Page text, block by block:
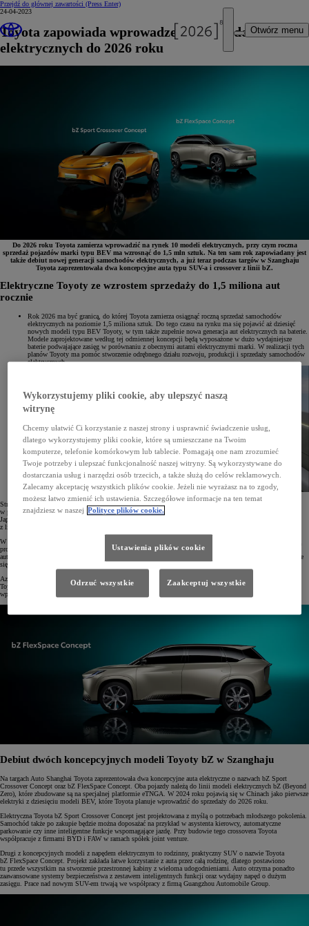
Przejdź do głównej zawartości (Press Enter)
Otwórz menu
24-04-2023
Toyota zapowiada wprowadzenie 10 modeli
elektrycznych do 2026 roku
Do 2026 roku Toyota zamierza wprowadzić na rynek 10 modeli elektrycznych, przy czym roczna
sprzedaż pojazdów marki typu BEV ma wzrosnąć do 1,5 mln sztuk. Na ten sam rok zapowiadany jest
także debiut nowej generacji samochodów elektrycznych, a już teraz podczas targów w Szanghaju
Toyota zaprezentowała dwa koncepcyjne auta typu SUV-a i crossover z linii bZ.
Elektryczne Toyoty ze wzrostem sprzedaży do 1,5 miliona aut
rocznie
Rok 2026 ma być granicą, do której Toyota zamierza osiągnąć roczną sprzedaż samochodów
elektrycznych na poziomie 1,5 miliona sztuk. Do tego czasu na rynku ma się pojawić aż dziesięć
nowych modeli typu BEV Toyoty, w tym także zupełnie nowa generacja aut elektrycznych na baterie.
Modele zaprojektowane według tej odmiennej koncepcji będą wyposażone w dużo wydajniejsze
baterie podwajające zasięg w porównaniu z obecnymi autami elektrycznymi marki. W realizacji tych
planów Toyoty ma pomóc stworzenie odrębnego działu rozwoju, produkcji i sprzedaży samochodów
elektrycznych.
Strategia wprowadzania na rynek elektrycznych samochodów na baterie będzie miała różny przebieg
w poszczególnych regionach. Znaczne rozszerzenie oferty Toyoty z napędem BEV ma nastąpić w Europie,
Japonii, Chinach i USA, gdzie w pierwszej kolejności do sprzedaży zostaną wprowadzone kolejne modele
z linii bZ, a dopiero potem auta nowej generacji.
W USA w 2025 roku wystartuje produkcja elektrycznego SUV-a z 3 rzędami siedzeń, do którego baterie będą
produkowane w Karolinie Północnej. W Chinach już w 2024 roku zadebiutują modele bZ4X i bZ3 oraz dwa
auta elektryczne przeznaczone specjalnie na ten rynek, natomiast w kolejnych latach gama modeli BEV będzie
się systematycznie zwiększać.
Azja wraz z innymi rozwijającymi się rynkami także postawią na rozwój bateryjnych pojazdów elektrycznych
Toyoty. Jeszcze przed końcem bieżącego roku ruszy lokalna produkcja pickupów BEV, a następnie firma
wprowadzi do oferty nowy model małego samochodu z napędem tego typu.
Debiut dwóch koncepcyjnych modeli Toyoty bZ w Szanghaju
Na targach Auto Shanghai Toyota zaprezentowała dwa koncepcyjne auta elektryczne o nazwach bZ Sport
Crossover Concept oraz bZ FlexSpace Concept. Oba pojazdy należą do linii modeli elektrycznych bZ (Beyond
Zero), które zbudowane są na specjalnej platformie eTNGA. W 2024 roku pojawią się w Chinach jako pierwsze
elektryki z dziesięciu modeli BEV, które Toyota planuje wprowadzić do sprzedaży do 2026 roku.
Elektryczna Toyota bZ Sport Crossover Concept jest projektowana z myślą o potrzebach młodszego pokolenia.
Samochód także po zakupie będzie można doposażać na przykład w asystenta kierowcy, automatyczne
parkowanie czy inne inteligentne funkcje wspomagające jazdę. Przy budowie tego crossovera Toyota
współpracuje z firmami BYD i FAW w ramach spółek joint venture.
Drugi z koncepcyjnych modeli z napędem elektrycznym to rodzinny, praktyczny SUV o nazwie Toyota
bZ FlexSpace Concept. Projekt zakłada łatwe korzystanie z auta przez całą rodzinę, dlatego postawiono
tu przede wszystkim na stworzenie przestronnej kabiny z wieloma udogodnieniami. Auto otrzyma ponadto
zaawansowane systemy bezpieczeństwa z zestawem inteligentnych funkcji oraz wydajny napęd o dużym
zasięgu. Prace nad nowym SUV-em trwają we współpracy z firmą Guangzhou Automobile Group.
Wykorzystujemy pliki cookie, aby ulepszyć naszą
witrynę
Chcemy ułatwić Ci korzystanie z naszej strony i usprawnić świadczenie usług,
dlatego wykorzystujemy pliki cookie, które są umieszczane na Twoim
komputerze, telefonie komórkowym lub tablecie. Pomagają one nam zrozumieć
Twoje potrzeby i ulepszać funkcjonalność naszej witryny. Są wykorzystywane do
dostarczania usług i narzędzi osób trzecich, a także służą do celów reklamowych.
Zalecamy akceptację wszystkich plików cookie. Jeżeli nie wyrażasz na to zgody,
możesz łatwo zmienić ich ustawienia. Szczegółowe informacje na ten temat
znajdziesz w naszej Polityce plików cookie.
Ustawienia plików cookie
Odrzuć wszystkie Zaakceptuj wszystkie